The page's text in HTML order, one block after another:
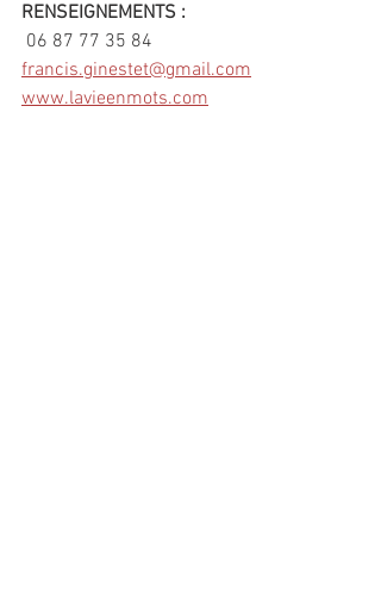
RENSEIGNEMENTS :
06 87 77 35 84
francis.ginestet@gmail.com
www.lavieenmots.com